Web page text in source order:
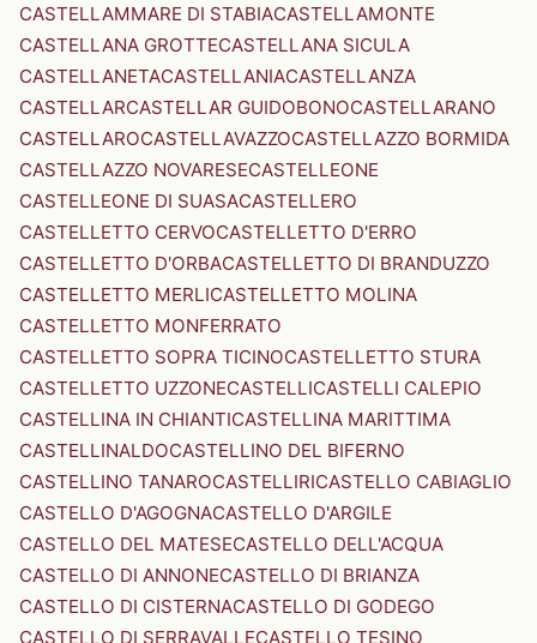
CASTELLAMMARE DI STABIACASTELLAMONTE
CASTELLANA GROTTECASTELLANA SICULA
CASTELLANETACASTELLANIACASTELLANZA
CASTELLARCASTELLAR GUIDOBONOCASTELLARANO
CASTELLAROCASTELLAVAZZOCASTELLAZZO BORMIDA
CASTELLAZZO NOVARESECASTELLEONE
CASTELLEONE DI SUASACASTELLERO
CASTELLETTO CERVOCASTELLETTO D'ERRO
CASTELLETTO D'ORBACASTELLETTO DI BRANDUZZO
CASTELLETTO MERLICASTELLETTO MOLINA
CASTELLETTO MONFERRATO
CASTELLETTO SOPRA TICINOCASTELLETTO STURA
CASTELLETTO UZZONECASTELLICASTELLI CALEPIO
CASTELLINA IN CHIANTICASTELLINA MARITTIMA
CASTELLINALDOCASTELLINO DEL BIFERNO
CASTELLINO TANAROCASTELLIRICASTELLO CABIAGLIO
CASTELLO D'AGOGNACASTELLO D'ARGILE
CASTELLO DEL MATESECASTELLO DELL'ACQUA
CASTELLO DI ANNONECASTELLO DI BRIANZA
CASTELLO DI CISTERNACASTELLO DI GODEGO
CASTELLO DI SERRAVALLECASTELLO TESINO